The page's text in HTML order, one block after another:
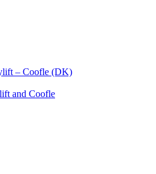
– Coofle (DK)
and Coofle